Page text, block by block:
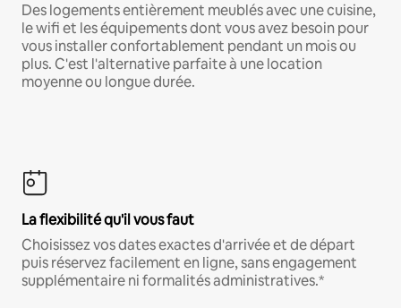
Des logements entièrement meublés avec une cuisine,
le wifi et les équipements dont vous avez besoin pour
vous installer confortablement pendant un mois ou
plus. C'est l'alternative parfaite à une location
moyenne ou longue durée.
La flexibilité qu'il vous faut
Choisissez vos dates exactes d'arrivée et de départ
puis réservez facilement en ligne, sans engagement
supplémentaire ni formalités administratives.*